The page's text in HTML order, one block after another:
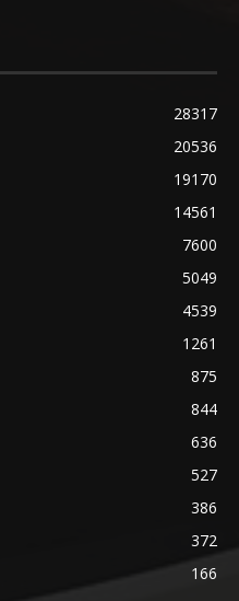
28317
20536
19170
14561
7600
5049
4539
1261
875
844
636
527
386
372
166